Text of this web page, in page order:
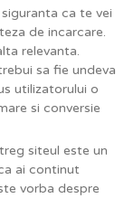
ca te vei
de incarcare.
relevanta.
sa fie undeva
utilizatorului o
si conversie
siteul este un
ai continut
vorba despre